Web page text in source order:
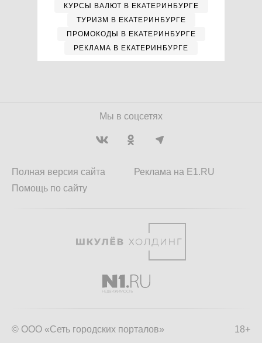
КУРСЫ ВАЛЮТ В ЕКАТЕРИНБУРГЕ
ТУРИЗМ В ЕКАТЕРИНБУРГЕ
ПРОМОКОДЫ В ЕКАТЕРИНБУРГЕ
РЕКЛАМА В ЕКАТЕРИНБУРГЕ
Мы в соцсетях
Полная версия сайта
Помощь по сайту
Реклама на E1.RU
18+
© ООО «Сеть городских порталов»